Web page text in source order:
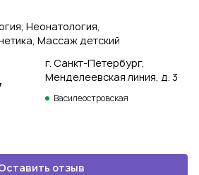
Неонатология,
Массаж детский
г. Санкт-Петербург,
Менделеевская линия, д. 3
Василеостровская
отзыв